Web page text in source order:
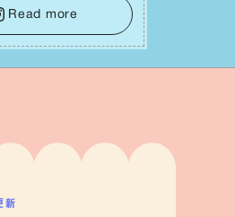
こと。この意識の切り替
確かな安⼼感をもたらす
Read more
新